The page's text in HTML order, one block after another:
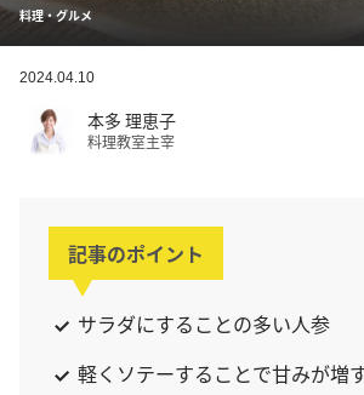
料理・グルメ
2024.04.10
本多 理恵子
料理教室主宰
記事のポイント
サラダにすることの多い人参
軽くソテーすることで甘みが増